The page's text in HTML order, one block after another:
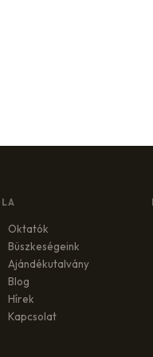
Oktatók
Büszkeségeink
Ajándékutalvány
Blog
Hírek
Kapcsolat